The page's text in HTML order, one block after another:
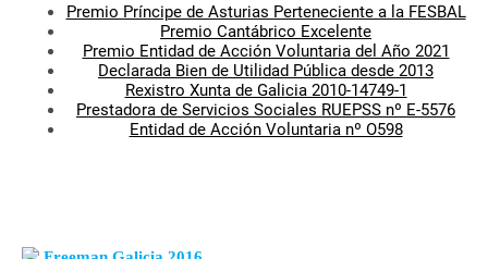
Premio Príncipe de Asturias Perteneciente a la FESBAL
Premio Cantábrico Excelente
Premio Entidad de Acción Voluntaria del Año 2021
Declarada Bien de Utilidad Pública desde 2013
Rexistro Xunta de Galicia 2010-14749-1
Prestadora de Servicios Sociales RUEPSS nº E-5576
Entidad de Acción Voluntaria nº O598